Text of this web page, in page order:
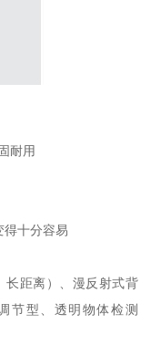
耐用
得十分容易
长距离）、漫反射式背
节型、透明物体检测